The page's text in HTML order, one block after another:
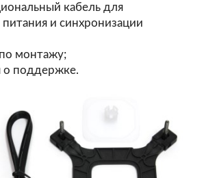
кабель для
и синхронизации
монтажу;
о поддержке.